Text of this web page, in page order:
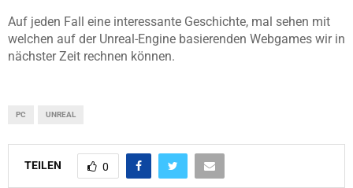
Auf jeden Fall eine interessante Geschichte, mal sehen mit
welchen auf der Unreal-Engine basierenden Webgames wir in
nächster Zeit rechnen können.
PC UNREAL
TEILEN 0